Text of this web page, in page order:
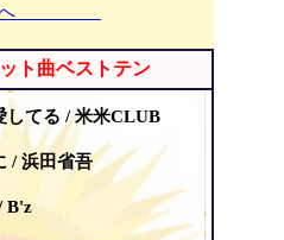
ット曲ベストテン
してる / 米米CLUB
/ 浜田省吾
B'z